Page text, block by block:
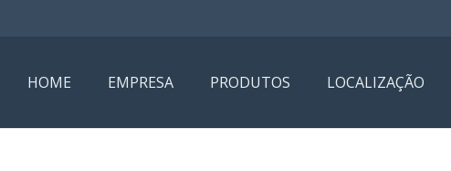
HOME EMPRESA PRODUTOS LOCALIZAÇÃO